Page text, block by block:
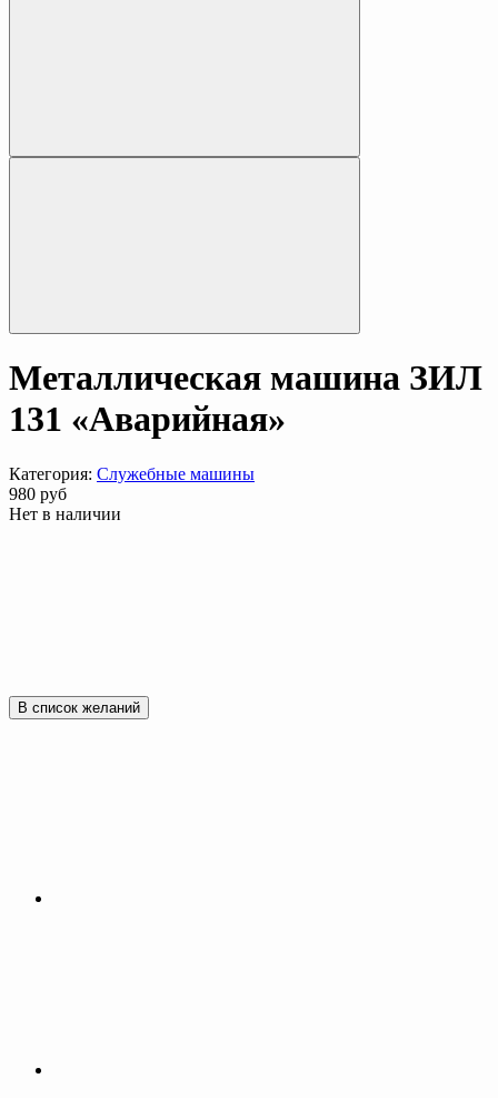
Металлическая машина ЗИЛ
131 «Аварийная»
Категория: Служебные машины
980 руб
Нет в наличии
В список желаний